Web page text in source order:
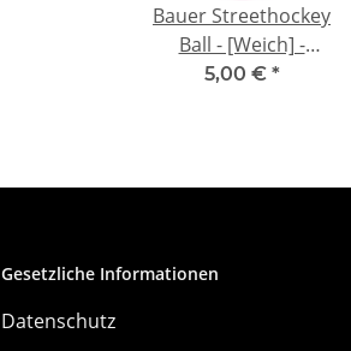
Bauer Streethockey
Ball - [Weich] -
[Liquid]
5,00 € *
Gesetzliche Informationen
Datenschutz